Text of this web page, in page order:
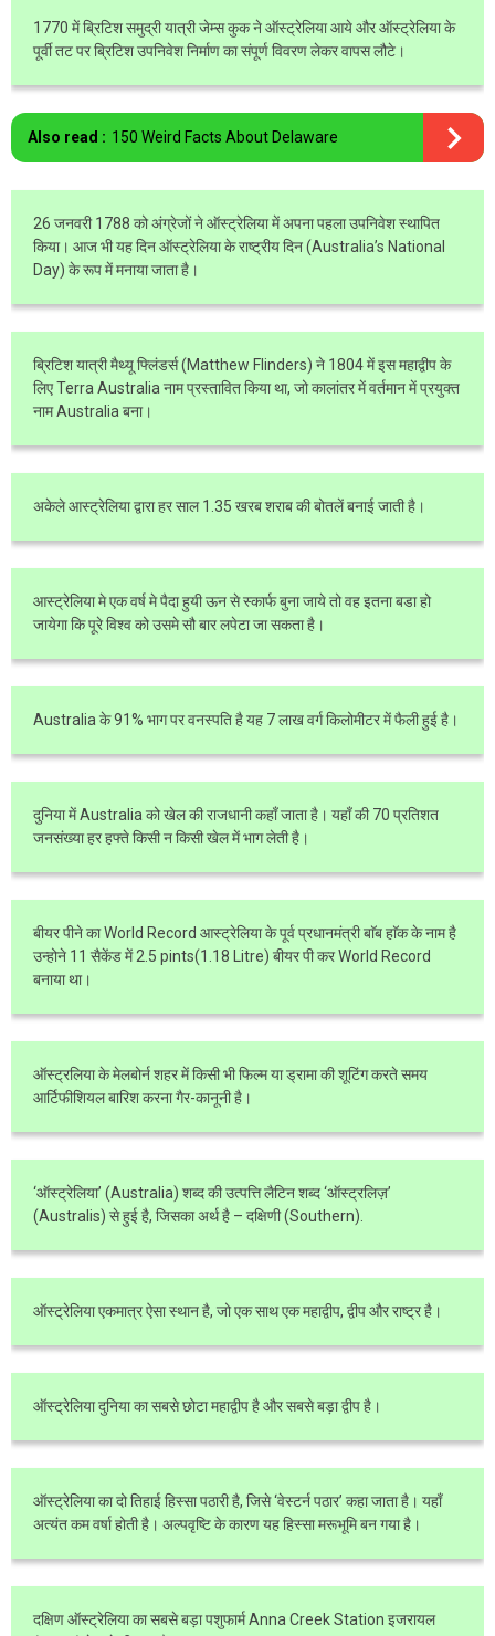
1770 में ब्रिटिश समुद्री यात्री जेम्स कुक ने ऑस्ट्रेलिया आये और ऑस्ट्रेलिया के
पूर्वी तट पर ब्रिटिश उपनिवेश निर्माण का संपूर्ण विवरण लेकर वापस लौटे।
Also read : 150 Weird Facts About Delaware
26 जनवरी 1788 को अंग्रेजों ने ऑस्ट्रेलिया में अपना पहला उपनिवेश स्थापित
किया। आज भी यह दिन ऑस्ट्रेलिया के राष्ट्रीय दिन (Australia’s National
Day) के रूप में मनाया जाता है।
ब्रिटिश यात्री मैथ्यू फ्लिंडर्स (Matthew Flinders) ने 1804 में इस महाद्वीप के
लिए Terra Australia नाम प्रस्तावित किया था, जो कालांतर में वर्तमान में प्रयुक्त
नाम Australia बना।
अकेले आस्ट्रेलिया द्वारा हर साल 1.35 खरब शराब की बोतलें बनाई जाती है।
आस्ट्रेलिया मे एक वर्ष मे पैदा हुयी ऊन से स्कार्फ बुना जाये तो वह इतना बडा हो
जायेगा कि पूरे विश्व को उसमे सौ बार लपेटा जा सकता है।
Australia के 91% भाग पर वनस्पति है यह 7 लाख वर्ग किलोमीटर में फैली हुई है।
दुनिया में Australia को खेल की राजधानी कहाँ जाता है। यहाँ की 70 प्रतिशत
जनसंख्या हर हफ्ते किसी न किसी खेल में भाग लेती है।
बीयर पीने का World Record आस्ट्रेलिया के पूर्व प्रधानमंत्री बाॅब हाॅक के नाम है
उन्होने 11 सैकेंड में 2.5 pints(1.18 Litre) बीयर पी कर World Record
बनाया था।
ऑस्ट्रलिया के मेलबोर्न शहर में किसी भी फिल्म या ड्रामा की शूटिंग करते समय
आर्टिफीशियल बारिश करना गैर-कानूनी है।
‘ऑस्ट्रेलिया’ (Australia) शब्द की उत्पत्ति लैटिन शब्द ‘ऑस्ट्रलिज़’
(Australis) से हुई है, जिसका अर्थ है – दक्षिणी (Southern).
ऑस्ट्रेलिया एकमात्र ऐसा स्थान है, जो एक साथ एक महाद्वीप, द्वीप और राष्ट्र है।
ऑस्ट्रेलिया दुनिया का सबसे छोटा महाद्वीप है और सबसे बड़ा द्वीप है।
ऑस्ट्रेलिया का दो तिहाई हिस्सा पठारी है, जिसे ‘वेस्टर्न पठार’ कहा जाता है। यहाँ
अत्यंत कम वर्षा होती है। अल्पवृष्टि के कारण यह हिस्सा मरूभूमि बन गया है।
दक्षिण ऑस्ट्रेलिया का सबसे बड़ा पशुफार्म Anna Creek Station इजरायल